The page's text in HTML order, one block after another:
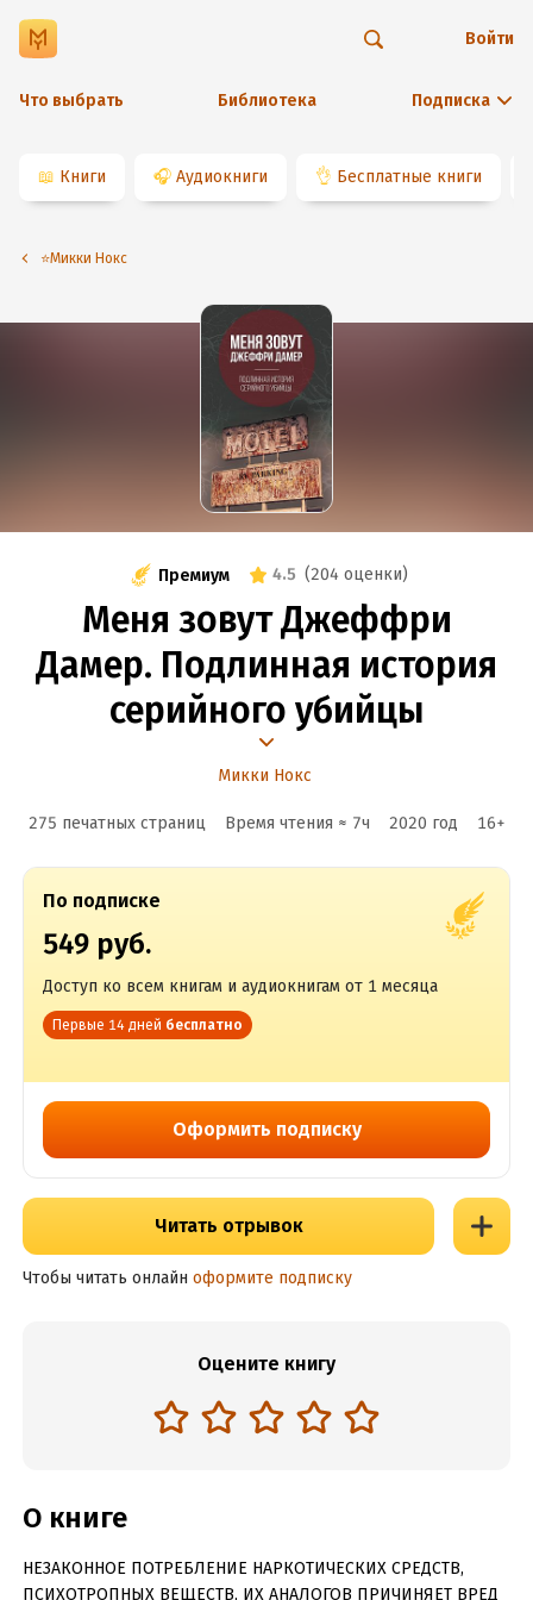
Что выбрать Библиотека Подписка
Войти
📖 Книги 🎧 Аудиокниги 👌 Бесплатные книги
⭐️Микки Нокс
Премиум 4.5 (204 оценки)
Меня зовут Джеффри
Дамер. Подлинная история
серийного убийцы
Микки Нокс
275 печатных страниц Время чтения ≈ 7ч 2020 год 16+
По подписке
549 руб.
Доступ ко всем книгам и аудиокнигам от 1 месяца
Первые 14 дней бесплатно
Оформить подписку
Читать отрывок
Чтобы читать онлайн оформите подписку
Оцените книгу
О книге
НЕЗАКОННОЕ ПОТРЕБЛЕНИЕ НАРКОТИЧЕСКИХ СРЕДСТВ,
ПСИХОТРОПНЫХ ВЕЩЕСТВ, ИХ АНАЛОГОВ ПРИЧИНЯЕТ ВРЕД